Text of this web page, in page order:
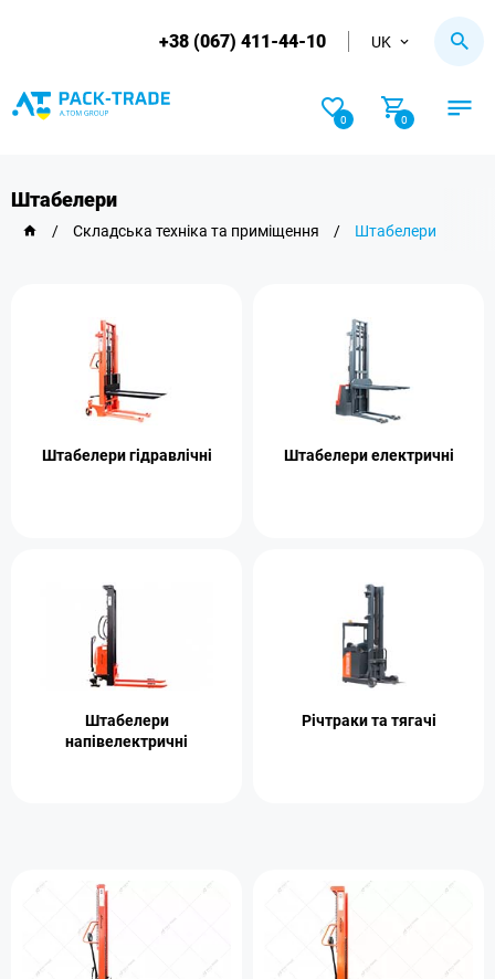
+38 (067) 411-44-10 UK
0 0
Штабелери
/ Складська техніка та приміщення / Штабелери
Штабелери гідравлічні Штабелери електричні
Штабелери
напівелектричні
Річтраки та тягачі